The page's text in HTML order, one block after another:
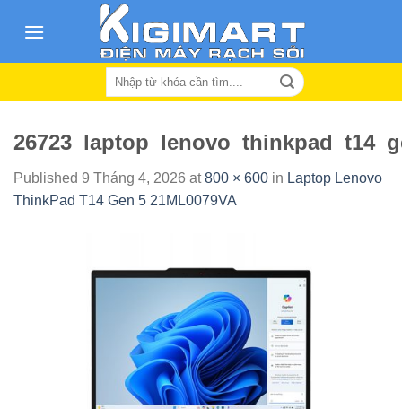
Search
Published 9 Tháng 4, 2026 at800 × 600 in Laptop Lenovo
ThinkPad T14 Gen 5 21ML0079VA